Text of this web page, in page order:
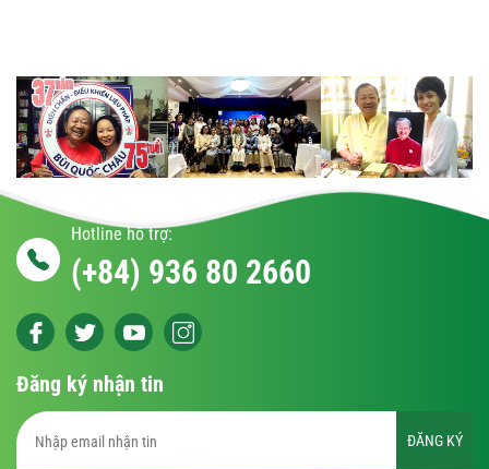
Hotline hỗ trợ:
(+84) 936 80 2660
Đăng ký nhận tin
ĐĂNG KÝ